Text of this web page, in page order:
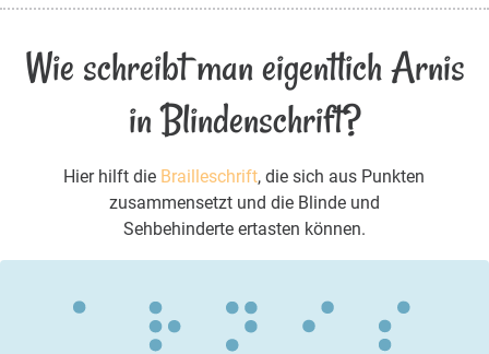
Wie schreibt man eigentlich Arnis
in Blindenschrift?
Hier hilft die Brailleschrift, die sich aus Punkten
zusammensetzt und die Blinde und
Sehbehinderte ertasten können.